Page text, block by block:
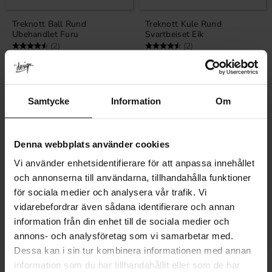
Samtycke Information Om
Denna webbplats använder cookies
Vi använder enhetsidentifierare för att anpassa innehållet
och annonserna till användarna, tillhandahålla funktioner
för sociala medier och analysera vår trafik. Vi
vidarebefordrar även sådana identifierare och annan
information från din enhet till de sociala medier och
annons- och analysföretag som vi samarbetar med.
Dessa kan i sin tur kombinera informationen med annan
information som du har tillhandahållit eller som de har
Treknott Ball Rund
Ubehandlet Furu
Karakter: (2)
På lager
Treknott Kule Rund
Svartbeiset Eik
Karakter: (2)
Knott Folke Børstet nikkel
Lagre som favoritt
Knott Folke Messing